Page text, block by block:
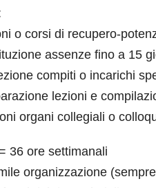
o corsi di recupero-
assenze fino a 15
compiti o incarichi
lezioni e
organi collegiali o
36 ore settimanali
organizzazione